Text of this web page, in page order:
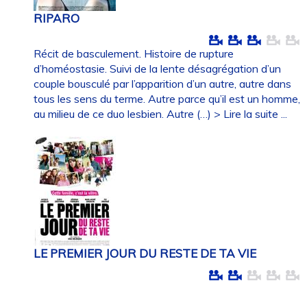
RIPARO
Récit de basculement. Histoire de rupture
d’homéostasie. Suivi de la lente désagrégation d’un
couple bousculé par l’apparition d’un autre, autre dans
tous les sens du terme. Autre parce qu’il est un homme,
au milieu de ce duo lesbien. Autre (…) > Lire la suite ...
LE PREMIER JOUR DU RESTE DE TA VIE